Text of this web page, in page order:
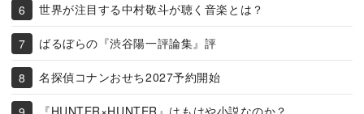
世界が注目する中村敬斗が聴く音楽とは？
ばるぼらの『渋谷陽一評論集』評
名探偵コナンおせち2027予約開始